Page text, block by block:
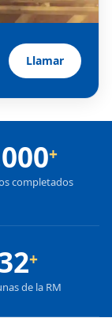
Llamar
+
completados
+
de la RM